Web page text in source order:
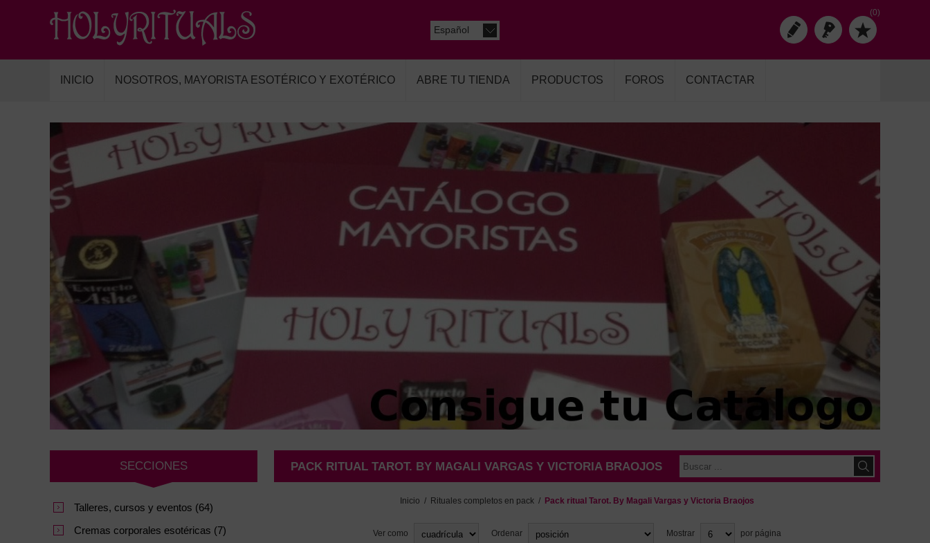
(0)
Español
INICIO NOSOTROS, MAYORISTA ESOTÉRICO Y EXOTÉRICO ABRE TU TIENDA PRODUCTOS FOROS CONTACTAR
PACK RITUAL TAROT. BY MAGALI VARGAS Y VICTORIA BRAOJOS
Inicio / Rituales completos en pack / Pack ritual Tarot. By Magali Vargas y Victoria Braojos
Ver como Ordenar Mostrar por página
SECCIONES
Talleres, cursos y eventos (64)
Cremas corporales esotéricas (7)